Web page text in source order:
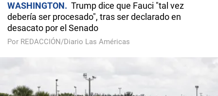
WASHINGTON
Trump dice que Fauci "tal vez
debería ser procesado", tras ser declarado en
desacato por el Senado
Por REDACCIÓN/Diario Las Américas